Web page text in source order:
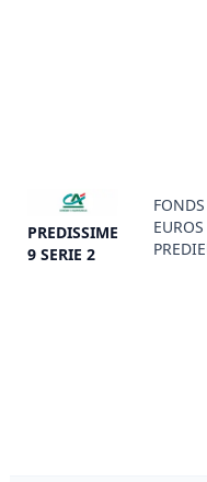
PREDISSIME
9 SERIE 2
FONDS
EUROS